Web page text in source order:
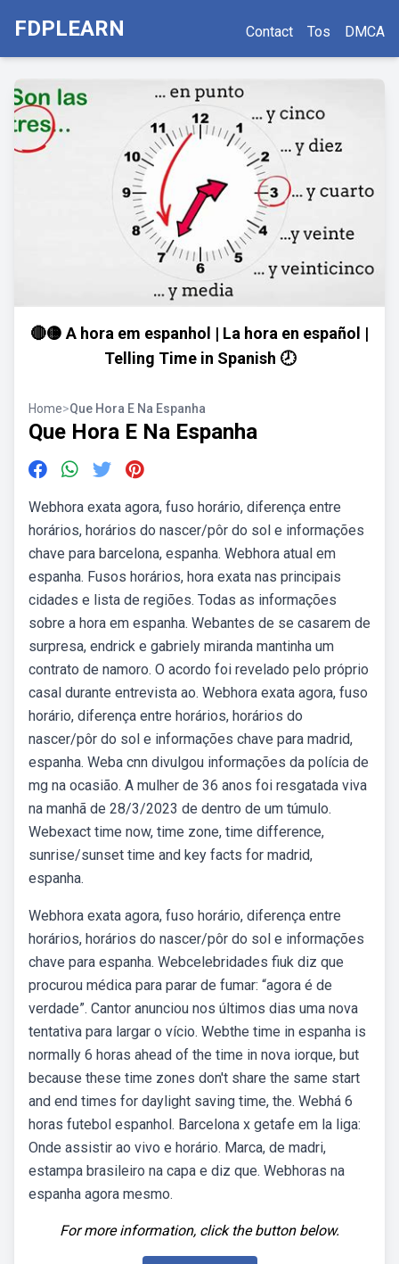
FDPLEARN Contact Tos DMCA
🔴🟡 A hora em espanhol | La hora en español |
Telling Time in Spanish 🕗
Home>Que Hora E Na Espanha
Que Hora E Na Espanha
Webhora exata agora, fuso horário, diferença entre
horários, horários do nascer/pôr do sol e informações
chave para barcelona, espanha. Webhora atual em
espanha. Fusos horários, hora exata nas principais
cidades e lista de regiões. Todas as informações
sobre a hora em espanha. Webantes de se casarem de
surpresa, endrick e gabriely miranda mantinha um
contrato de namoro. O acordo foi revelado pelo próprio
casal durante entrevista ao. Webhora exata agora, fuso
horário, diferença entre horários, horários do
nascer/pôr do sol e informações chave para madrid,
espanha. Weba cnn divulgou informações da polícia de
mg na ocasião. A mulher de 36 anos foi resgatada viva
na manhã de 28/3/2023 de dentro de um túmulo.
Webexact time now, time zone, time difference,
sunrise/sunset time and key facts for madrid,
espanha.
Webhora exata agora, fuso horário, diferença entre
horários, horários do nascer/pôr do sol e informações
chave para espanha. Webcelebridades fiuk diz que
procurou médica para parar de fumar: “agora é de
verdade”. Cantor anunciou nos últimos dias uma nova
tentativa para largar o vício. Webthe time in espanha is
normally 6 horas ahead of the time in nova iorque, but
because these time zones don't share the same start
and end times for daylight saving time, the. Webhá 6
horas futebol espanhol. Barcelona x getafe em la liga:
Onde assistir ao vivo e horário. Marca, de madri,
estampa brasileiro na capa e diz que. Webhoras na
espanha agora mesmo.
For more information, click the button below.